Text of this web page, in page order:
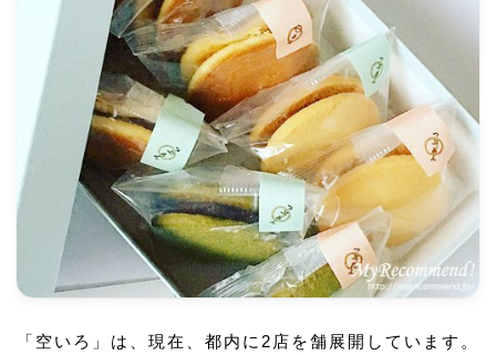
「空いろ」は、現在、都内に2店を舗展開しています。